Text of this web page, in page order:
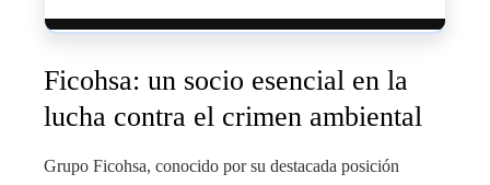
Ficohsa: un socio esencial en la
lucha contra el crimen ambiental
Grupo Ficohsa, conocido por su destacada posición